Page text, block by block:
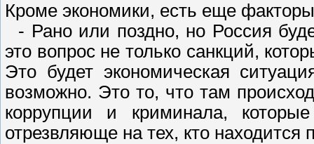
Кроме экономики, есть еще
- Рано или поздно, но Россия
это вопрос не только санкций,
Это будет экономическая
возможно. Это то, что там
коррупции и криминала,
отрезвляюще на тех, кто